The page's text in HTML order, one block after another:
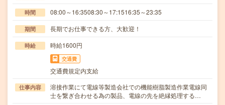
時間 08:00～16:3508:30～17:1516:35～23:35
期間 長期でお仕事できる方、大歓迎！
時給 時給1600円
交通費
交通費規定内支給
仕事内容
溶接作業にて電線等製造会社での機能樹脂製造作業電線同
士を繋ぎ合わせる為の製品、電線の先を絶縁処理する…